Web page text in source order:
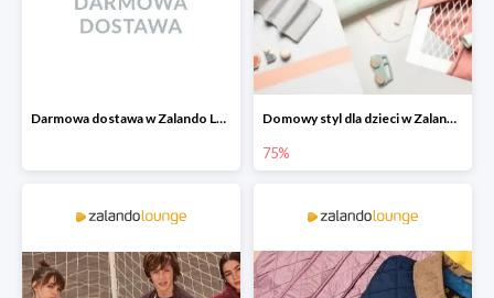
Darmowa dostawa w Zalando Lounge Domowy styl dla dzieci w Zalando Lounge do -75%
75%